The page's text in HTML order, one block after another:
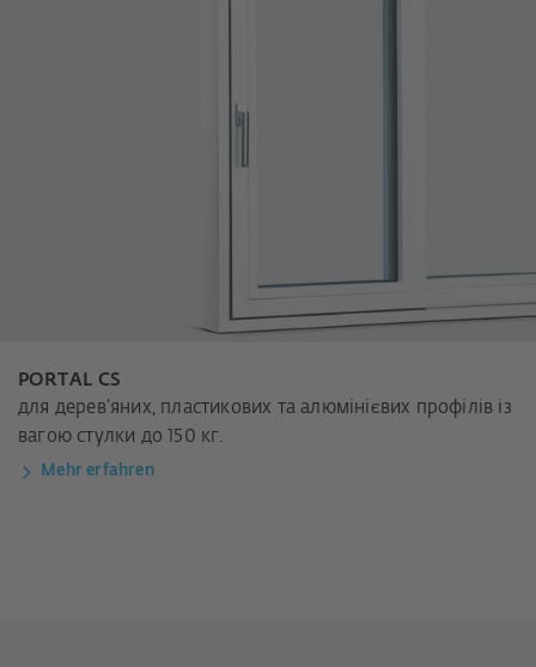
PORTAL CS
для дерев’яних, пластикових та алюмінієвих профілів із
вагою стулки до 150 кг.
Mehr erfahren